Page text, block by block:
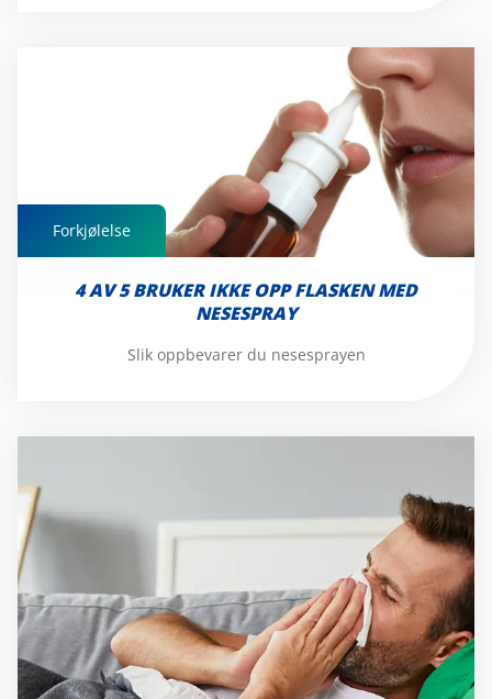
Forkjølelse
4 AV 5 BRUKER IKKE OPP FLASKEN MED
NESESPRAY
Slik oppbevarer du nesesprayen